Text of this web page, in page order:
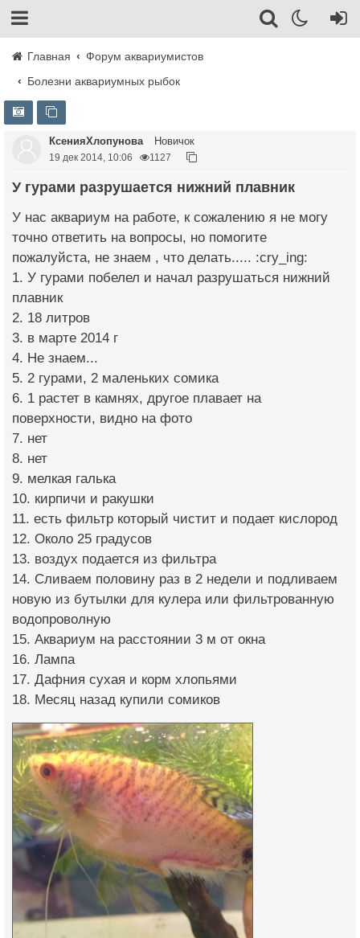
Главная
Форум аквариумистов
Болезни аквариумных рыбок
КсенияХлопунова Новичок
19 дек 2014, 10:06 1127
У гурами разрушается нижний плавник
У нас аквариум на работе, к сожалению я не могу
точно ответить на вопросы, но помогите
пожалуйста, не знаем , что делать..... :cry_ing:
1. У гурами побелел и начал разрушаться нижний
плавник
2. 18 литров
3. в марте 2014 г
4. Не знаем...
5. 2 гурами, 2 маленьких сомика
6. 1 растет в камнях, другое плавает на
поверхности, видно на фото
7. нет
8. нет
9. мелкая галька
10. кирпичи и ракушки
11. есть фильтр который чистит и подает кислород
12. Около 25 градусов
13. воздух подается из фильтра
14. Сливаем половину раз в 2 недели и подливаем
новую из бутылки для кулера или фильтрованную
водопроволную
15. Аквариум на расстоянии 3 м от окна
16. Лампа
17. Дафния сухая и корм хлопьями
18. Месяц назад купили сомиков